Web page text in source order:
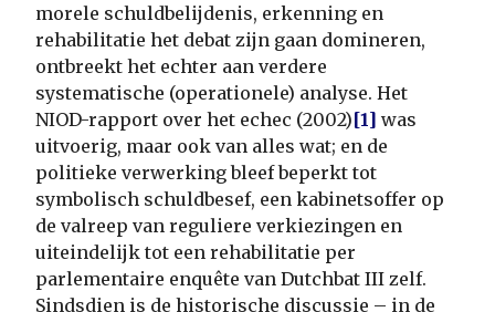
morele schuldbelijdenis, erkenning en
rehabilitatie het debat zijn gaan domineren,
ontbreekt het echter aan verdere
systematische (operationele) analyse. Het
NIOD-rapport over het echec (2002)[1] was
uitvoerig, maar ook van alles wat; en de
politieke verwerking bleef beperkt tot
symbolisch schuldbesef, een kabinetsoffer op
de valreep van reguliere verkiezingen en
uiteindelijk tot een rehabilitatie per
parlementaire enquête van Dutchbat III zelf.
Sindsdien is de historische discussie – in de